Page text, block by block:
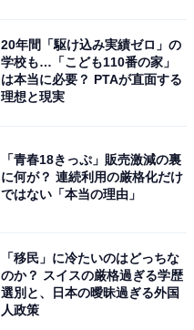
20年間「駆け込み実績ゼロ」の
学校も…「こども110番の家」
は本当に必要？ PTAが直面する
理想と現実
「青春18きっぷ」販売激減の裏
に何が？ 連続利用の厳格化だけ
ではない「本当の理由」
「移民」に冷たいのはどっちな
のか？ スイスの厳格過ぎる学歴
選別と、日本の曖昧過ぎる外国
人政策